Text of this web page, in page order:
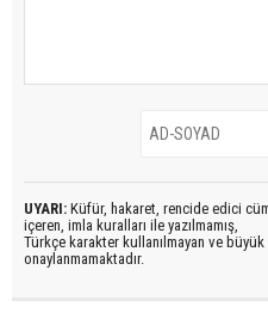
UYARI: Küfür, hakaret, rencide edici
içeren, imla kuralları ile yazılmamış,
Türkçe karakter kullanılmayan ve büyük
onaylanmamaktadır.